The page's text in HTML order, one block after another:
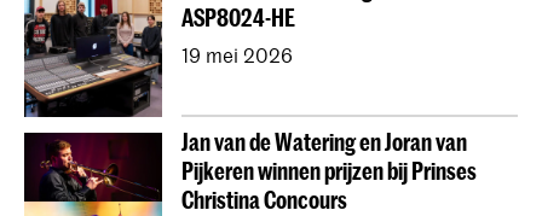
ASP8024-HE
19 mei 2026
Jan van de Watering en Joran van
Pijkeren winnen prijzen bij Prinses
Christina Concours